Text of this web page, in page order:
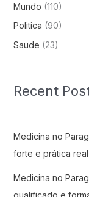
Mundo (110)
Politica (90)
Saude (23)
Recent
Medicina no
forte e prática
Medicina no